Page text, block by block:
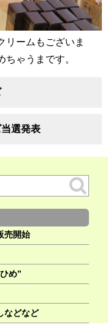
リームもございま
ゃうまです。
選発表
売開始
め”
などなど